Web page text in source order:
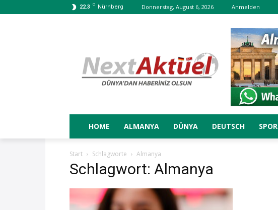
22.3 C Nürnberg Donnerstag, August 6, 2026 Anmelden
HOME ALMANYA DÜNYA DEUTSCH SPOR
Start Schlagworte Almanya
Schlagwort: Almanya